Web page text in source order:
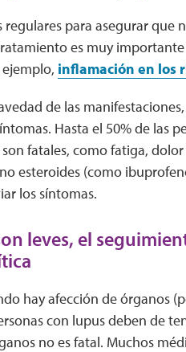
para asegurar que
es muy importante
inflamación en los
de las
Hasta el 50% de las
fatales, como fatiga, dolor
esteroides (como
los síntomas.
leves, el
hay afección de órganos
con lupus deben de
no es fatal. Muchos